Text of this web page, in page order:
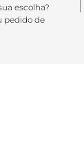
escolha?
pedido de